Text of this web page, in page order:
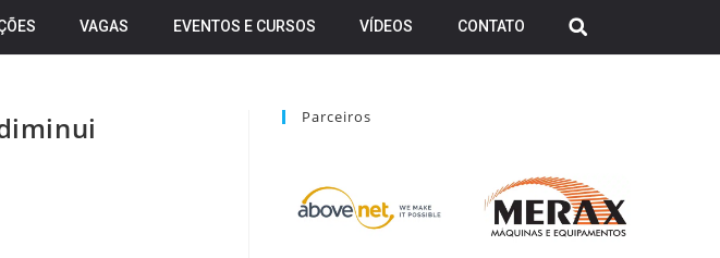
VAGAS EVENTOS E CURSOS VÍDEOS CONTATO
Parceiros